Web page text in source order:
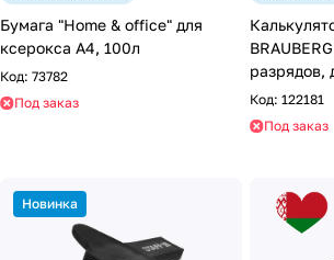
Бумага "Home & office" для
ксерокса А4, 100л
Код: 73782
Под заказ
разрядов,
ас-те
Код: 122181
Под заказ
Новинка